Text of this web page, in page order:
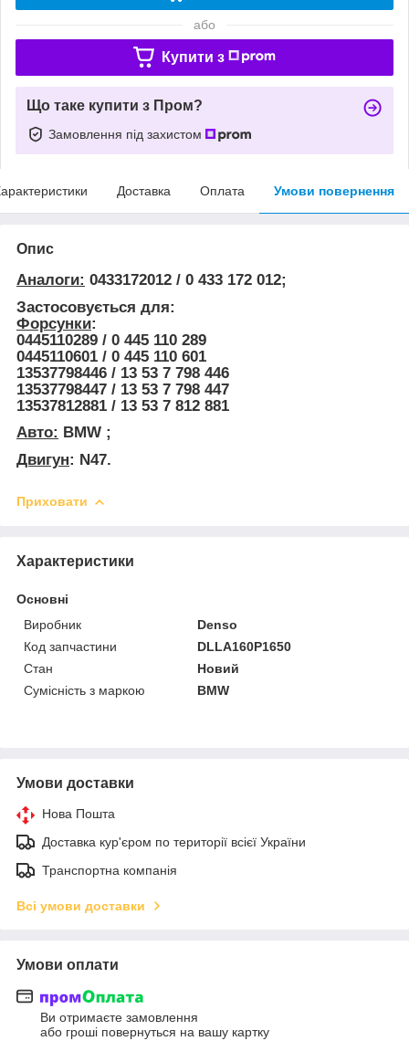
або
Купити з
Що таке купити з Пром?
Замовлення під захистом
Доставка Оплата Умови повернення
Опис
Аналоги: 0433172012 / 0 433 172 012;
Застосовується для:
Форсунки:
0445110289 / 0 445 110 289
0445110601 / 0 445 110 601
13537798446 / 13 53 7 798 446
13537798447 / 13 53 7 798 447
13537812881 / 13 53 7 812 881
Авто: BMW ;
Двигун: N47.
Приховати
Характеристики
Основні
Виробник
Denso
Код запчастини
DLLA160P1650
Стан
Новий
Сумісність з маркою
BMW
Умови доставки
Нова Пошта
Доставка кур'єром по території всієї України
Транспортна компанія
Всі умови доставки
Умови оплати
Ви отримаєте замовлення
або гроші повернуться на вашу картку